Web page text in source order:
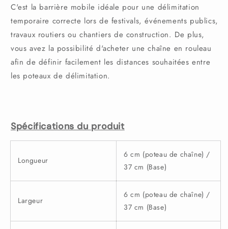
C'est la barrière mobile idéale pour une délimitation
temporaire correcte lors de festivals, événements publics,
travaux routiers ou chantiers de construction. De plus,
vous avez la possibilité d'acheter une chaîne en rouleau
afin de définir facilement les distances souhaitées entre
les poteaux de délimitation.
Spécifications du produit
Longueur
6 cm (poteau de chaîne) /
37 cm (Base)
Largeur
6 cm (poteau de chaîne) /
37 cm (Base)